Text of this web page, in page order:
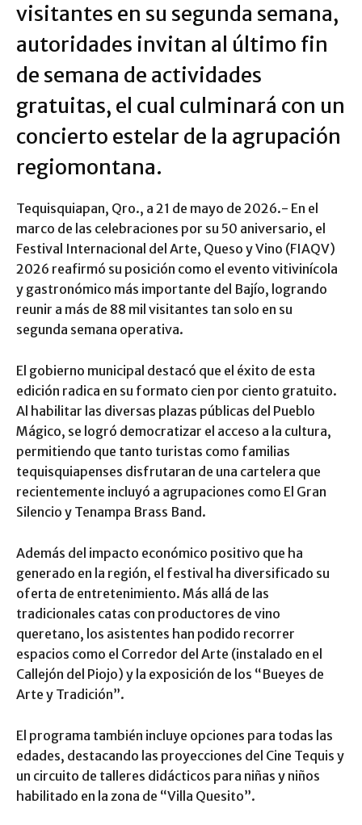
visitantes en su segunda semana,
autoridades invitan al último fin
de semana de actividades
gratuitas, el cual culminará con un
concierto estelar de la agrupación
regiomontana.
Tequisquiapan, Qro., a 21 de mayo de 2026.- En el
marco de las celebraciones por su 50 aniversario, el
Festival Internacional del Arte, Queso y Vino (FIAQV)
2026 reafirmó su posición como el evento vitivinícola
y gastronómico más importante del Bajío, logrando
reunir a más de 88 mil visitantes tan solo en su
segunda semana operativa.
El gobierno municipal destacó que el éxito de esta
edición radica en su formato cien por ciento gratuito.
Al habilitar las diversas plazas públicas del Pueblo
Mágico, se logró democratizar el acceso a la cultura,
permitiendo que tanto turistas como familias
tequisquiapenses disfrutaran de una cartelera que
recientemente incluyó a agrupaciones como El Gran
Silencio y Tenampa Brass Band.
Además del impacto económico positivo que ha
generado en la región, el festival ha diversificado su
oferta de entretenimiento. Más allá de las
tradicionales catas con productores de vino
queretano, los asistentes han podido recorrer
espacios como el Corredor del Arte (instalado en el
Callejón del Piojo) y la exposición de los “Bueyes de
Arte y Tradición”.
El programa también incluye opciones para todas las
edades, destacando las proyecciones del Cine Tequis y
un circuito de talleres didácticos para niñas y niños
habilitado en la zona de “Villa Quesito”.